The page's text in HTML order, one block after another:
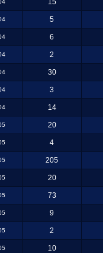
15
5
6
2
30
3
14
20
4
205
20
73
9
2
10